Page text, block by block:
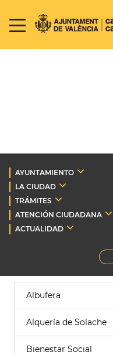
AYUNTAMIENTO
LA CIUDAD
TRÁMITES
ATENCIÓN CIUDADANA
ACTUALIDAD
Albufera
Alquería de Solache
Bienestar Social